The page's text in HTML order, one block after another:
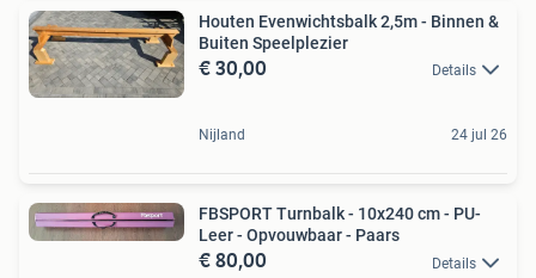
Houten Evenwichtsbalk 2,5m - Binnen &
Buiten Speelplezier
€ 30,00 Details
Nijland 24 jul 26
FBSPORT Turnbalk - 10x240 cm - PU-
Leer - Opvouwbaar - Paars
€ 80,00 Details